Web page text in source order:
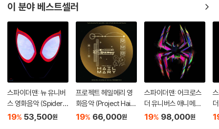
이 분야 베스트셀러
스파이더맨: 뉴 유니버
스 영화음악 (Spider-
Man: Into The Spide
19% 53,500원
프로젝트 헤일메리 영
화음악 (Project Hail
Mary - Original Soun
19% 66,000원
스파이더맨: 어크로스
더 유니버스 애니메이
션 음악 (Spider-Man:
19% 98,000원